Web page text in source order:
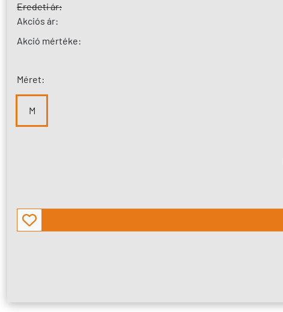
Eredeti ár:
Akciós ár:
Akció mértéke:
Méret:
M